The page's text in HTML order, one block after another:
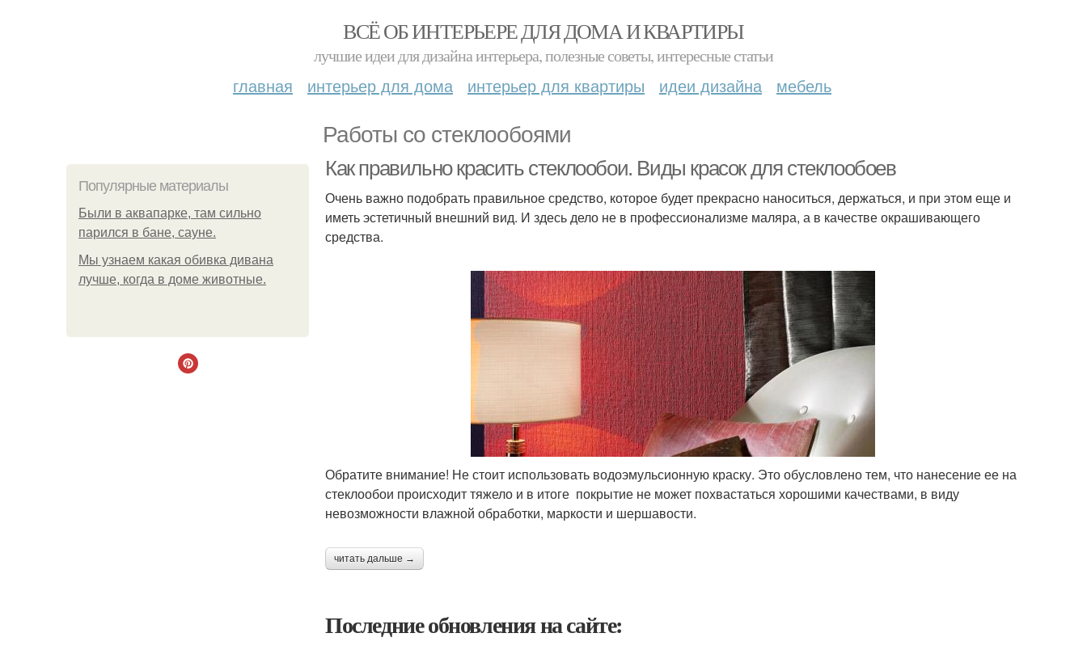
ВСЁ ОБ ИНТЕРЬЕРЕ ДЛЯ ДОМА И КВАРТИРЫ
лучшие идеи для дизайна интерьера, полезные советы, интересные статьи
главная интерьер для дома интерьер для квартиры идеи дизайна мебель
Работы со стеклообоями
Популярные материалы
Были в аквапарке, там сильно
парился в бане, сауне.
Мы узнаем какая обивка дивана
лучше, когда в доме животные.
Как правильно красить стеклообои. Виды красок для стеклообоев
Очень важно подобрать правильное средство, которое будет прекрасно наноситься, держаться, и при этом еще и
иметь эстетичный внешний вид. И здесь дело не в профессионализме маляра, а в качестве окрашивающего
средства.
Обратите внимание! Не стоит использовать водоэмульсионную краску. Это обусловлено тем, что нанесение ее на
стеклообои происходит тяжело и в итоге покрытие не может похвастаться хорошими качествами, в виду
невозможности влажной обработки, маркости и шершавости.
читать дальше →
Последние обновления на сайте: